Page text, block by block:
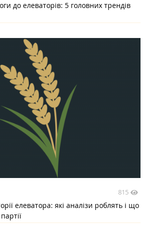
до елеваторів: 5 головних трендів
815
елеватора: які аналізи роблять і що